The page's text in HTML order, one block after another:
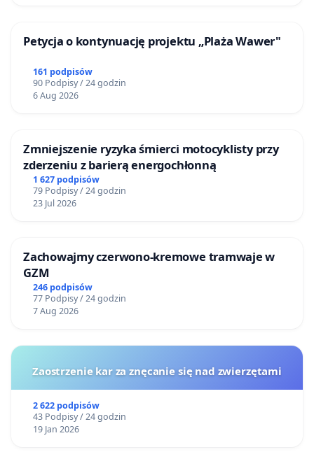
Petycja o kontynuację projektu „Plaża Wawer"
161 podpisów
90 Podpisy / 24 godzin
6 Aug 2026
Zmniejszenie ryzyka śmierci motocyklisty przy
zderzeniu z barierą energochłonną
1 627 podpisów
79 Podpisy / 24 godzin
23 Jul 2026
Zachowajmy czerwono-kremowe tramwaje w
GZM
246 podpisów
77 Podpisy / 24 godzin
7 Aug 2026
Zaostrzenie kar za znęcanie się nad zwierzętami
2 622 podpisów
43 Podpisy / 24 godzin
19 Jan 2026